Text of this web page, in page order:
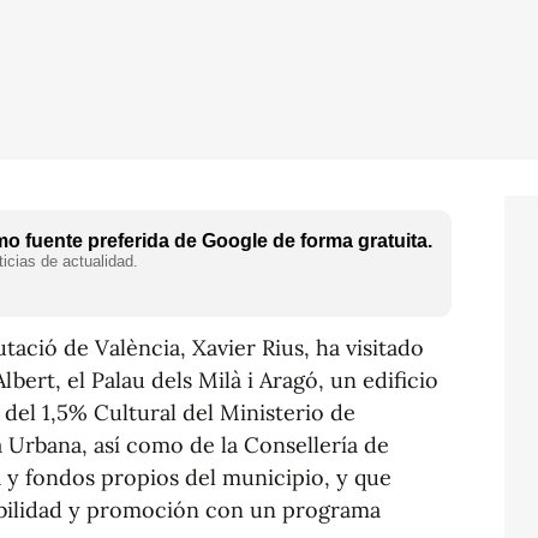
fuente preferida de Google de forma gratuita.
de actualidad.
de València, Xavier Rius, ha visitado
el Palau dels Milà i Aragó, un edificio
1,5% Cultural del Ministerio de
así como de la Consellería de
fondos propios del municipio, y que
y promoción con un programa